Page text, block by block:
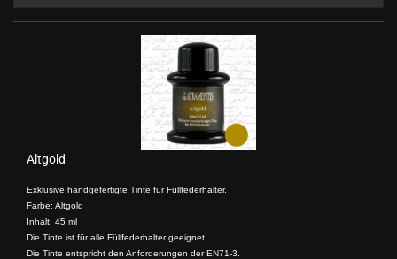
Altgold
Exklusive handgefertigte Tinte für Füllfederhalter.
Farbe: Altgold
Inhalt: 45 ml
Die Tinte ist für alle Füllfederhalter geeignet.
Die Tinte entspricht den Anforderungen der EN71-3.